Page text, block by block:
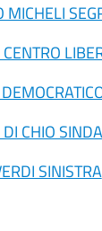
MICHELI
CHIO
SINISTRA